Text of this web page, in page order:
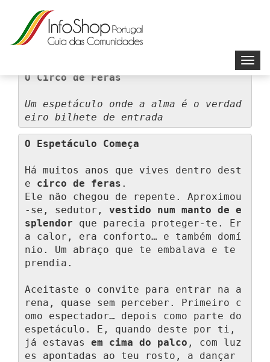
O Circo de Feras
Um espetáculo onde a alma é o verdad
eiro bilhete de entrada
O Espetáculo Começa
Há muitos anos que vives dentro dest
e circo de feras .
Ele não chegou de repente. Aproximou
-se, sedutor, vestido num manto de e
splendor que parecia proteger-te. Er
a calor, era conforto… e também domí
nio. Um abraço que te embalava e te
prendia.
Aceitaste o convite para entrar na a
rena, quase sem perceber. Primeiro c
omo espectador… depois como parte do
espetáculo. E, quando deste por ti,
já estavas em cima do palco , com luz
es apontadas ao teu rosto, a dançar